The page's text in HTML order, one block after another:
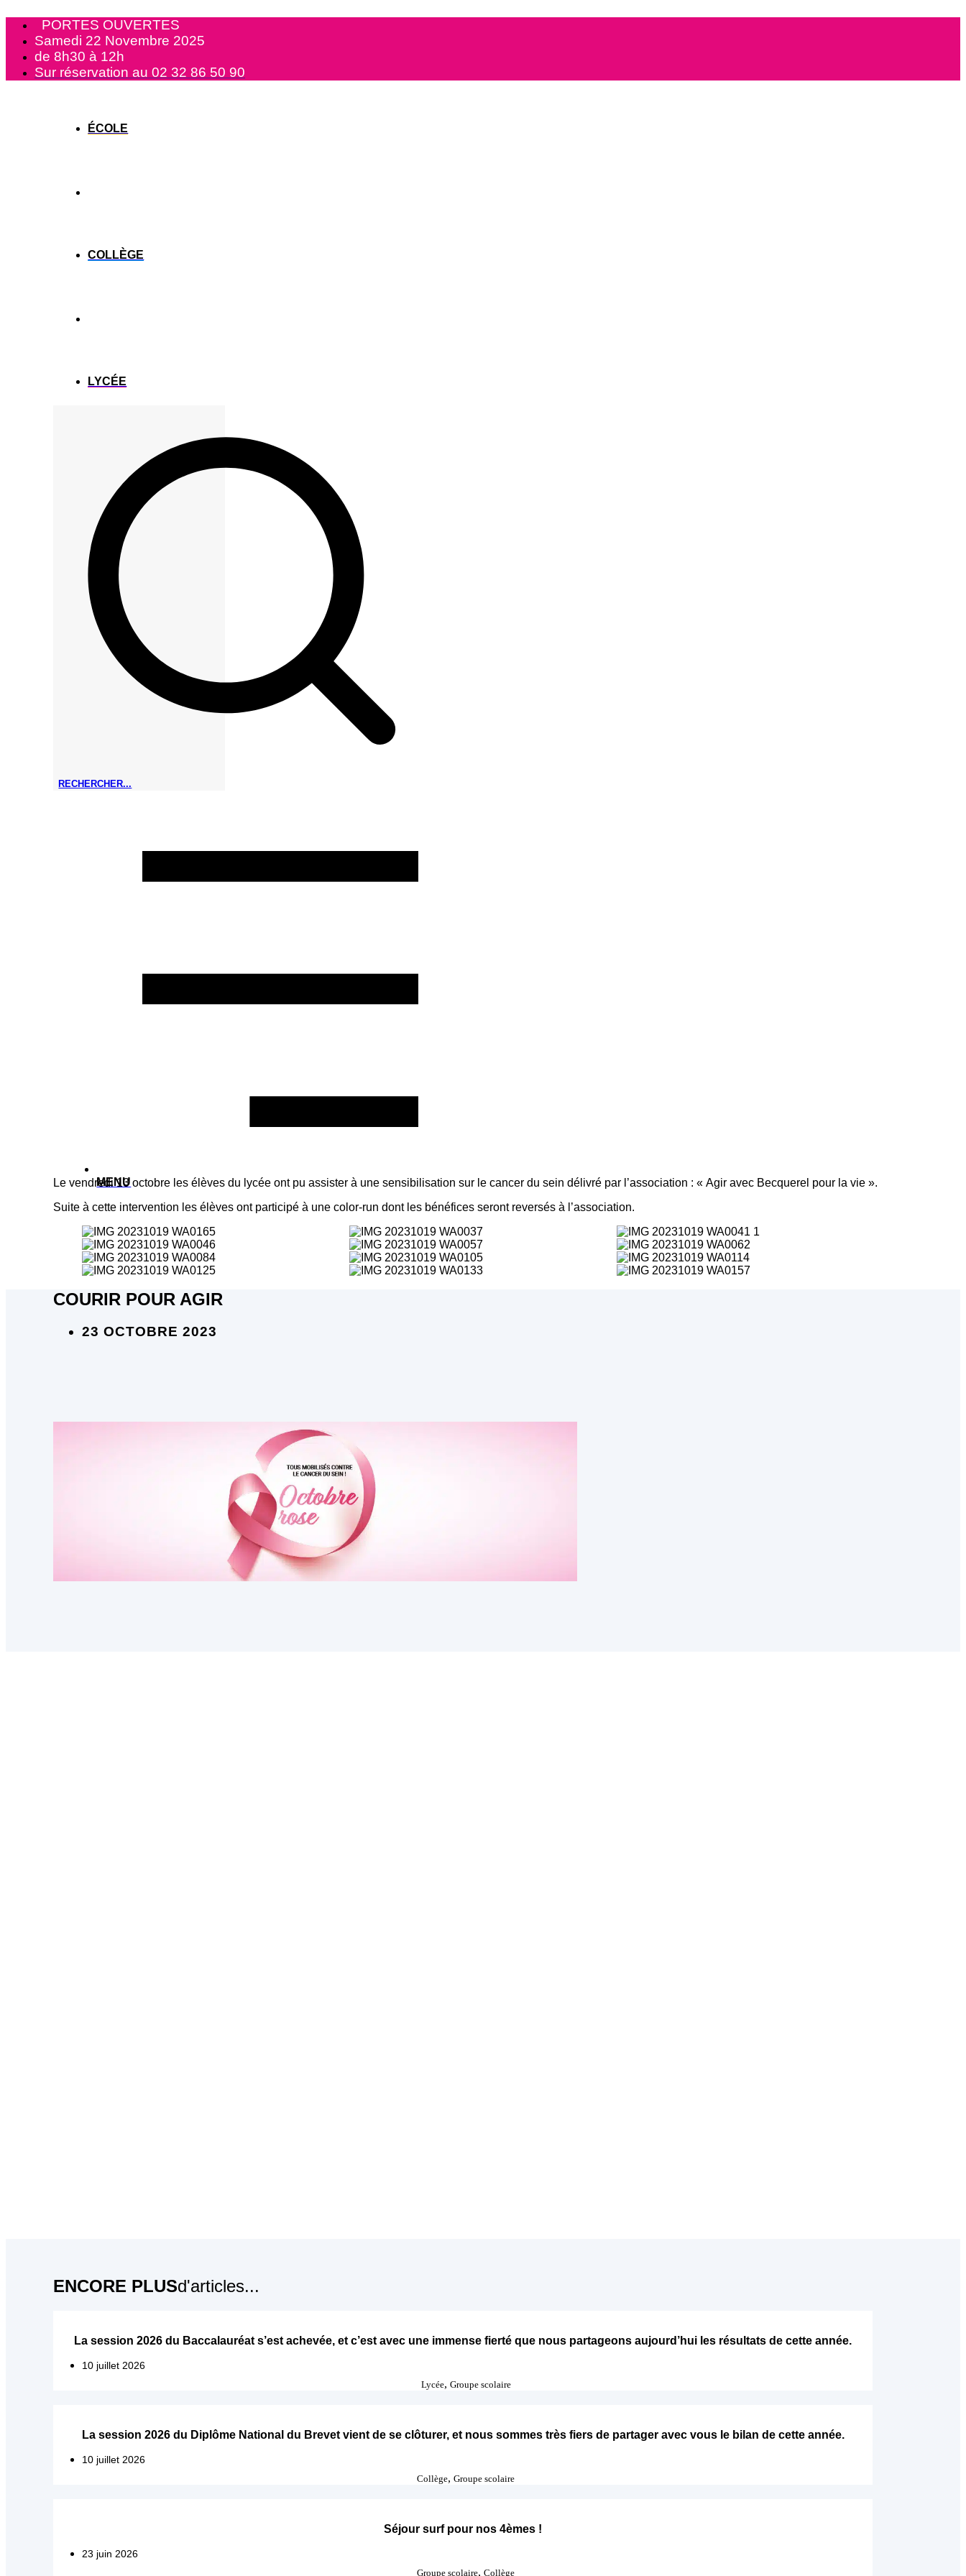
contenu
PORTES OUVERTES
Samedi 22 Novembre 2025
de 8h30 à 12h
Sur réservation au 02 32 86 50 90
ÉCOLE
COLLÈGE
LYCÉE
RECHERCHER...
MENU
COURIR POUR AGIR
23 OCTOBRE 2023
Le vendredi 13 octobre les élèves du lycée ont pu assister à une sensibilisation sur le cancer du sein délivré par l’association : « Agir avec Becquerel pour la vie ».
Suite à cette intervention les élèves ont participé à une color-run dont les bénéfices seront reversés à l’association.
ENCORE PLUSd'articles...
La session 2026 du Baccalauréat s’est achevée, et c’est avec une immense fierté que nous partageons aujourd’hui les résultats de cette année.
10 juillet 2026
Lycée, Groupe scolaire
La session 2026 du Diplôme National du Brevet vient de se clôturer, et nous sommes très fiers de partager avec vous le bilan de cette année.
10 juillet 2026
Collège, Groupe scolaire
Séjour surf pour nos 4èmes !
23 juin 2026
Groupe scolaire, Collège